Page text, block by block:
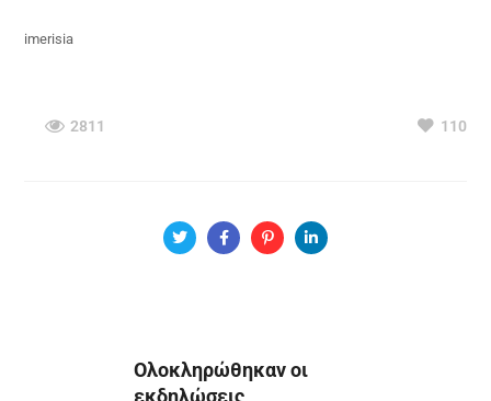
imerisia
2811 110
Ολοκληρώθηκαν οι
εκδηλώσεις